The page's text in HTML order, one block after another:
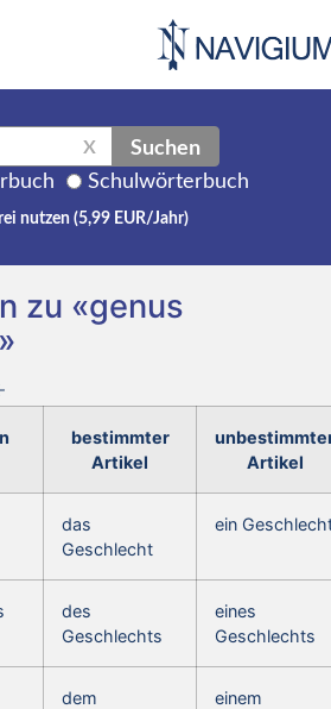
X Suchen
Schulwörterbuch
nutzen (5,99 EUR/Jahr)
zu «genus
bestimmter
Artikel
Artikel
das
Geschlecht
ein
des
Geschlechts
eines
Geschlechts
dem
einem